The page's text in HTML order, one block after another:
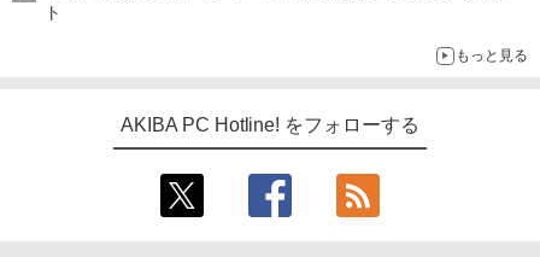
ト
もっと見る
AKIBA PC Hotline! をフォローする